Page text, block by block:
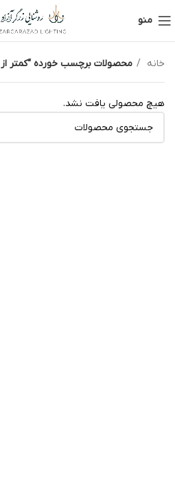
منو
خانه محصولات برچسب خورده “کمتر از 6 عدد 450000 تومان”
هیچ محصولی یافت نشد.